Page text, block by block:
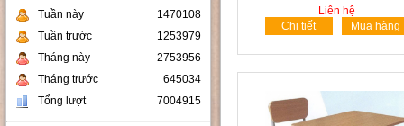
Tuần này
1470108
Tuần trước
1253979
Tháng này
2753956
Tháng trước
645034
Tổng lượt
7004915
Liên hệ
Chi tiết
Mua hàng